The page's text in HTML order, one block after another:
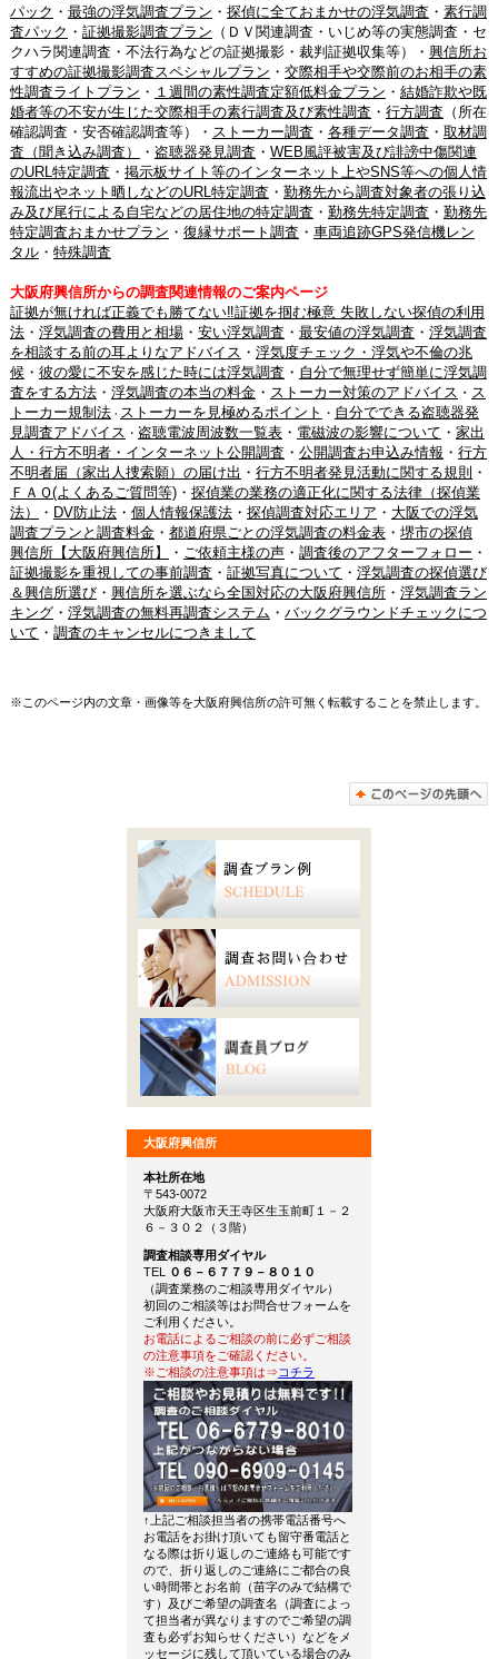
パック ・ 最強の浮気調査プラン ・ 探偵に全ておまかせの浮気調査 ・ 素行調
査パック ・ 証拠撮影調査プラン （ＤＶ関連調査・いじめ等の実態調査・セ
クハラ関連調査・不法行為などの証拠撮影・裁判証拠収集等）・ 興信所お
すすめの証拠撮影調査スペシャルプラン ・ 交際相手や交際前のお相手の素
性調査ライトプラン ・ １週間の素性調査定額低料金プラン ・ 結婚詐欺や既
婚者等の不安が生じた交際相手の素行調査及び素性調査 ・ 行方調査 （所在
確認調査・安否確認調査等）・ ストーカー調査 ・ 各種データ調査 ・ 取材調
査（聞き込み調査）
・ 盗聴器発見調査 ・ WEB風評被害及び誹謗中傷関連
のURL特定調査 ・ 掲示板サイト等のインターネット上やSNS等への個人情
報流出やネット晒しなどのURL特定調査 ・ 勤務先から調査対象者の張り込
み及び尾行による自宅などの居住地の特定調査 ・ 勤務先特定調査 ・ 勤務先
特定調査おまかせプラン ・ 復縁サポート調査 ・ 車両追跡GPS発信機レン
タル・ 特殊調査
大阪府興信所からの調査関連情報のご案内ページ
証拠が無ければ正義でも勝てない‼証拠を掴む極意 失敗しない探偵の利用
法・ 浮気調査の費用と相場・ 安い浮気調査 ・ 最安値の浮気調査 ・ 浮気調査
を相談する前の耳よりなアドバイス ・ 浮気度チェック・浮気や不倫の兆
候・ 彼の愛に不安を感じた時には浮気調査 ・ 自分で無理せず簡単に浮気調
査をする方法・ 浮気調査の本当の料金・ ストーカー対策のアドバイス ・ ス
トーカー規制法・ ストーカーを見極めるポイント ・ 自分でできる盗聴器発
見調査アドバイス ・ 盗聴電波周波数一覧表・ 電磁波の影響について ・ 家出
人・行方不明者・インターネット公開調査 ・ 公開調査お申込み情報 ・ 行方
不明者届（家出人捜索願）の届け出 ・ 行方不明者発見活動に関する規則 ・
ＦＡＱ(よくあるご質問等)・ 探偵業の業務の適正化に関する法律（探偵業
法）
・ DV防止法・ 個人情報保護法・ 探偵調査対応エリア ・ 大阪での浮気
調査プランと調査料金・ 都道府県ごとの浮気調査の料金表・ 堺市の探偵
興信所【大阪府興信所】
・ ご依頼主様の声・ 調査後のアフターフォロー ・
証拠撮影を重視しての事前調査 ・ 証拠写真について ・ 浮気調査の探偵選び
＆興信所選び・ 興信所を選ぶなら全国対応の大阪府興信所・ 浮気調査ラン
キング・ 浮気調査の無料再調査システム ・ バックグラウンドチェックにつ
いて ・ 調査のキャンセルにつきまして
※このページ内の文章・画像等を大阪府興信所の許可無く転載することを禁止します。
大阪府興信所
本社所在地
〒543-0072
大阪府大阪市天王寺区生玉前町１－２
６－３０２（３階）
調査相談専用ダイヤル
TEL
０６－６７７９－８０１０
（調査業務のご相談専用ダイヤル）
初回のご相談等はお問合せフォームを
ご利用ください。
お電話によるご相談の前に必ずご相談
の注意事項をご確認ください。
※ご相談の注意事項は⇒ コチラ
↑上記ご相談担当者の携帯電話番号へ
お電話をお掛け頂いても留守番電話と
なる際は折り返しのご連絡も可能です
ので、折り返しのご連絡にご都合の良
い時間帯とお名前（苗字のみで結構で
す）及びご希望の調査名（調査によっ
て担当者が異なりますのでご希望の調
査も必ずお知らせください）などをメ
ッセージに残して頂いている場合のみ